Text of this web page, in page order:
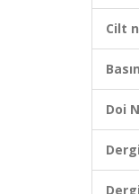
Cilt
Doi